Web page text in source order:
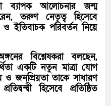
ব্যাপক আলোচনার জন্ম
তরুণ নেতৃত্ব হিসেবে
ইতিবাচক পরিবর্তন নিয়ে
বিশ্লেষকরা বলছেন,
একটি নতুন মাত্রা যোগ
ও জনপ্রিয়তা তাকে সাধারণ
হিসেবে প্রতিষ্ঠিত